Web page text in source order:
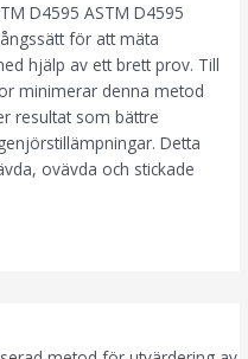
D4595 ASTM D4595
för att mäta
hjälp av ett brett prov. Till
minimerar denna metod
resultat som bättre
Detta
ovävda och stickade